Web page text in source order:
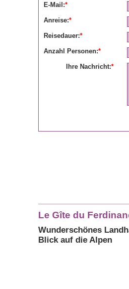
E-Mail:*
Anreise:*
Reisedauer:*
Anzahl Personen:*
Ihre Nachricht:*
Le Gîte du
Wunderschönes
Blick auf die Alpen